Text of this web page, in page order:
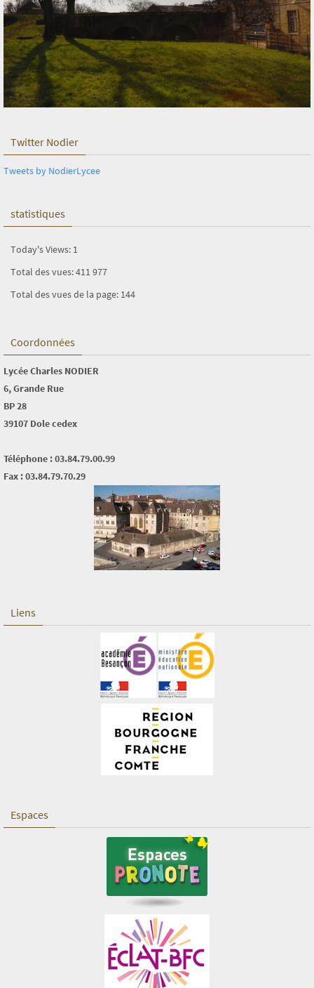
Twitter Nodier
Tweets by NodierLycee
statistiques
Today's Views: 1
Total des vues:411 977
Total des vues de la page: 144
Coordonnées
Lycée Charles NODIER
6, Grande Rue
BP 28
39107 Dole cedex
Téléphone : 03.84.79.00.99
Fax : 03.84.79.70.29
Liens
Espaces